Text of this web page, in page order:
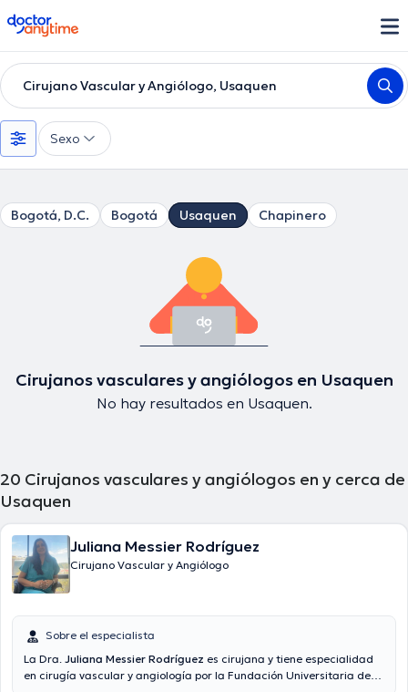
doctoranytime
Cirujano Vascular y Angiólogo, Usaquen
Sexo
Bogotá, D.C. Bogotá Usaquen Chapinero
Cirujanos vasculares y angiólogos en Usaquen
No hay resultados en Usaquen.
20 Cirujanos vasculares y angiólogos en y cerca de
Usaquen
Juliana Messier Rodríguez
Cirujano Vascular y Angiólogo
Sobre el especialista
La Dra. Juliana Messier Rodríguez es cirujana y tiene especialidad
en cirugía vascular y angiología por la Fundación Universitaria de